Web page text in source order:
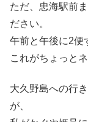
ただ、忠海駅前
ださい。
午前と午後に2便
これがちょっと
大久野島への行
が、